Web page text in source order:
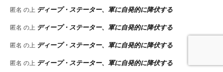
匿名 の上 ディープ・ステーター、軍に自発的に降伏する
匿名 の上 ディープ・ステーター、軍に自発的に降伏する
匿名 の上 ディープ・ステーター、軍に自発的に降伏する
匿名 の上 ディープ・ステーター、軍に自発的に降伏する